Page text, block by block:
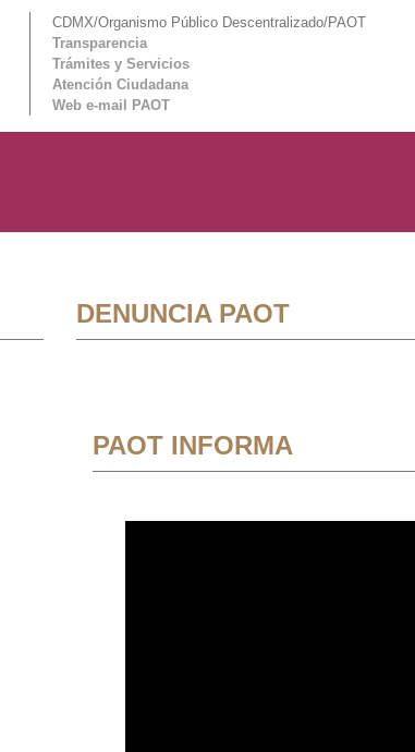
CDMX/Organismo Público Descentralizado/PAOT
Transparencia
Trámites y Servicios
Atención Ciudadana
Web e-mail PAOT
DENUNCIA PAOT
PAOT INFORMA